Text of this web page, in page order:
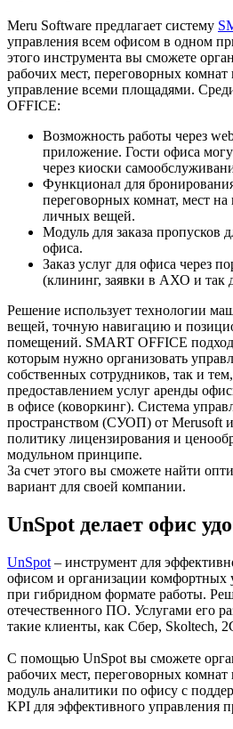
Meru Software предлагает систему
управления всем офисом в одном
этого инструмента вы сможете
рабочих мест, переговорных
управление всеми площадями.
OFFICE:
Возможность работы через
приложение. Гости офиса
через киоски
Функционал для
переговорных комнат, мест на
личных вещей.
Модуль для заказа пропусков
офиса.
Заказ услуг для офиса через
(клининг, заявки в АХО и так
Решение использует технологии
вещей, точную навигацию и
помещений. SMART OFFICE
которым нужно организовать
собственных сотрудников, так и
предоставлением услуг аренды
в офисе (коворкинг). Система
пространством (СУОП) от Merusoft
политику лицензирования и
модульном принципе.
За счет этого вы сможете найти
вариант для своей компании.
UnSpot делает офис
UnSpot – инструмент для
офисом и организации комфортных
при гибридном формате работы.
отечественного ПО. Услугами его
такие клиенты, как Сбер, Skoltech,
С помощью UnSpot вы сможете
рабочих мест, переговорных
модуль аналитики по офису с
KPI для эффективного управления